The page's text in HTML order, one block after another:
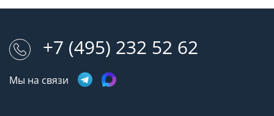
+7 (495) 232 52 62
Мы на связи